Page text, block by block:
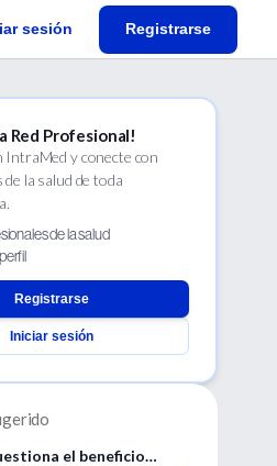
sesión Registrarse
Red Profesional!
IntraMed y conecte con
la salud de toda
de la salud
Registrarse
Iniciar sesión
el beneficio